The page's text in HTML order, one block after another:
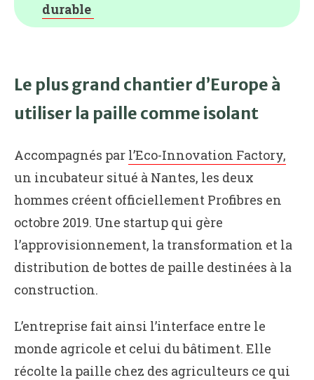
durable
Le plus grand chantier d’Europe à
utiliser la paille comme isolant
Accompagnés par l’Eco-Innovation Factory,
un incubateur situé à Nantes, les deux
hommes créent officiellement Profibres en
octobre 2019. Une startup qui gère
l’approvisionnement, la transformation et la
distribution de bottes de paille destinées à la
construction.
L’entreprise fait ainsi l’interface entre le
monde agricole et celui du bâtiment. Elle
récolte la paille chez des agriculteurs ce qui